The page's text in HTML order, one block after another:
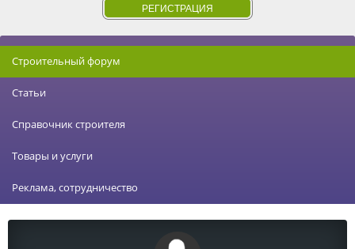
РЕГИСТРАЦИЯ
Строительный форум
Статьи
Справочник строителя
Товары и услуги
Реклама, сотрудничество